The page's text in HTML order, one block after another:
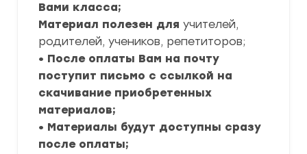
Вами класса;
Материал полезен для учителей,
родителей, учеников, репетиторов;
• После оплаты Вам на почту
поступит письмо с ссылкой на
скачивание приобретенных
материалов;
• Материалы будут доступны сразу
после оплаты;